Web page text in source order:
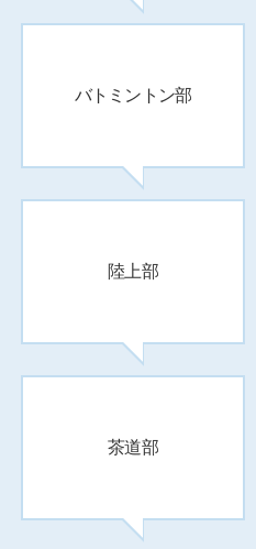
バトミントン部
陸上部
茶道部